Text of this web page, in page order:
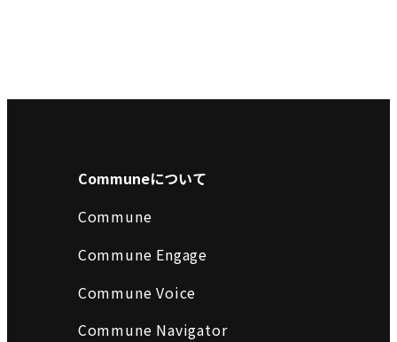
Communeについて
Commune
Commune Engage
Commune Voice
Commune Navigator